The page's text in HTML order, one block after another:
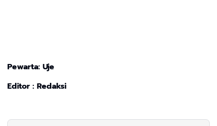
Pewarta: Uje
Editor : Redaksi